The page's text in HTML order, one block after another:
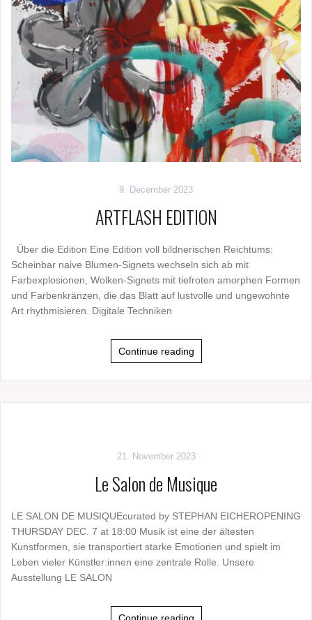
9. December 2023
ARTFLASH EDITION
Über die Edition Eine Edition voll bildnerischen Reichtums:
Scheinbar naive Blumen-Signets wechseln sich ab mit
Farbexplosionen, Wolken-Signets mit tiefroten amorphen Formen
und Farbenkränzen, die das Blatt auf lustvolle und ungewohnte
Art rhythmisieren. Digitale Techniken
Continue reading
21. November 2023
Le Salon de Musique
LE SALON DE MUSIQUEcurated by STEPHAN EICHEROPENING
THURSDAY DEC. 7 at 18:00 Musik ist eine der ältesten
Kunstformen, sie transportiert starke Emotionen und spielt im
Leben vieler Künstler:innen eine zentrale Rolle. Unsere
Ausstellung LE SALON